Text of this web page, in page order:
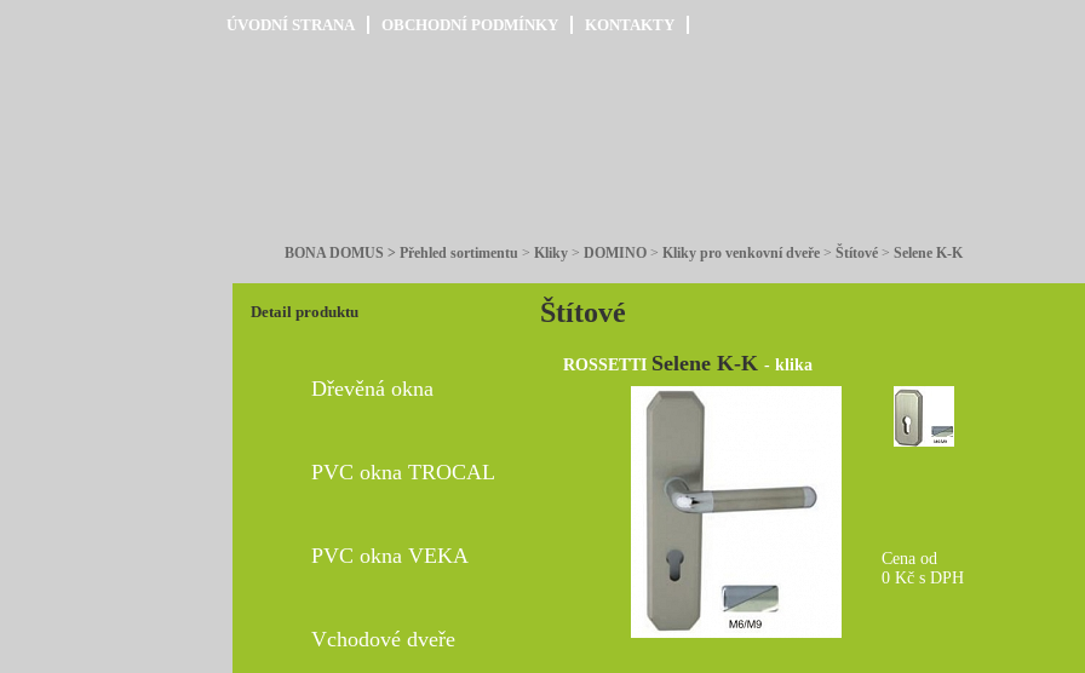
ÚVODNÍ STRANA OBCHODNÍ PODMÍNKY KONTAKTY
BONA DOMUS > Přehled sortimentu > Kliky > DOMINO > Kliky pro venkovní dveře > Štítové > Selene K-K
Detail produktu Štítové
Dřevěná okna
PVC okna TROCAL
PVC okna VEKA
Vchodové dveře
ROSSETTI Selene K-K - klika
Cena od
0 Kč s DPH